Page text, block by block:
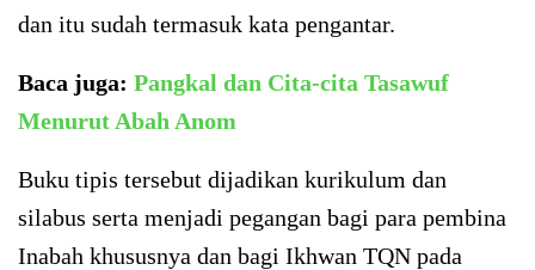
dan itu sudah termasuk kata pengantar.
Baca juga: Pangkal dan Cita-cita Tasawuf
Menurut Abah Anom
Buku tipis tersebut dijadikan kurikulum dan
silabus serta menjadi pegangan bagi para pembina
Inabah khususnya dan bagi Ikhwan TQN pada